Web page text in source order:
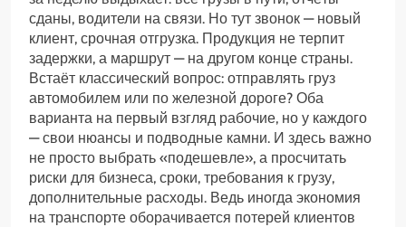
сданы, водители на связи. Но тут звонок — новый
клиент, срочная отгрузка. Продукция не терпит
задержки, а маршрут — на другом конце страны.
Встаёт классический вопрос: отправлять груз
автомобилем или по железной дороге? Оба
варианта на первый взгляд рабочие, но у каждого
— свои нюансы и подводные камни. И здесь важно
не просто выбрать «подешевле», а просчитать
риски для бизнеса, сроки, требования к грузу,
дополнительные расходы. Ведь иногда экономия
на транспорте оборачивается потерей клиентов